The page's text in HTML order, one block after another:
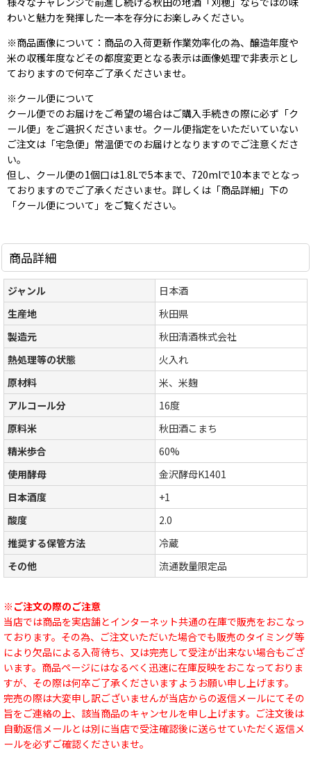
わいと魅力を発揮した一本を存分にお楽しみください。
※商品画像について：商品の入荷更新作業効率化の為、醸造年度や
米の収穫年度などその都度変更となる表示は画像処理で非表示とし
ておりますので何卒ご了承くださいませ。
※クール便について
クール便でのお届けをご希望の場合はご購入手続きの際に必ず「ク
ール便」をご選択くださいませ。クール便指定をいただいていない
ご注文は「宅急便」常温便でのお届けとなりますのでご注意くださ
い。
但し、クール便の1個口は1.8Lで5本まで、720mlで10本までとなっ
ておりますのでご了承くださいませ。詳しくは「商品詳細」下の
「クール便について」をご覧ください。
商品詳細
ジャンル
日本酒
生産地
秋田県
製造元
秋田清酒株式会社
熱処理等の状態
火入れ
原材料
米、米麹
アルコール分
16度
原料米
秋田酒こまち
精米歩合
60%
使用酵母
金沢酵母K1401
日本酒度
+1
酸度
2.0
推奨する保管方法
冷蔵
その他
流通数量限定品
※ご注文の際のご注意
当店では商品を実店舗とインターネット共通の在庫で販売をおこなっ
ております。その為、ご注文いただいた場合でも販売のタイミング等
により欠品による入荷待ち、又は完売して受注が出来ない場合もござ
います。商品ページにはなるべく迅速に在庫反映をおこなっておりま
すが、その際は何卒ご了承くださいますようお願い申し上げます。
完売の際は大変申し訳ございませんが当店からの返信メールにてその
旨をご連絡の上、該当商品のキャンセルを申し上げます。ご注文後は
自動返信メールとは別に当店で受注確認後に送らせていただく返信メ
ールを必ずご確認くださいませ。